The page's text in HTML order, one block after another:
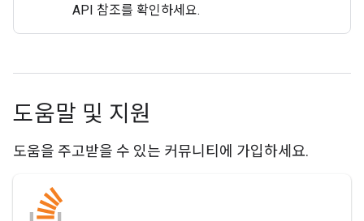
API 참조를 확인하세요.
도움말 및 지원
도움을 주고받을 수 있는 커뮤니티에 가입하세요.